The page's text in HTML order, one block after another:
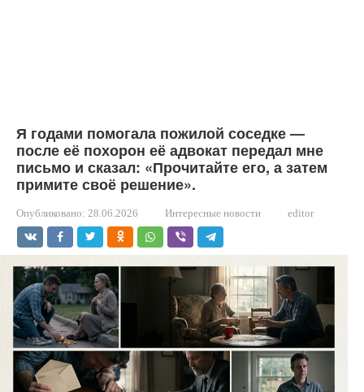
Я годами помогала пожилой соседке —
после её похорон её адвокат передал мне
письмо и сказал: «Прочитайте его, а затем
примите своё решение».
Опубликовано: 28.06.2026 Интересные новости editor